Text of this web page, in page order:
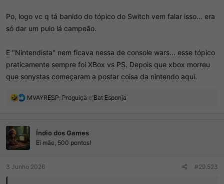
Po, logo vc q tá banido do tópico do Switch vem falar isso... era
só dar um pulo lá campeão.
E "Nintendista" nem ficava nessa de console wars... esse tópico
praticamente sempre foi XBox vs PS. Depois que xbox morreu
que sonystas começaram a postar coisa da nintendo aqui.
R
ç
õ
e
s
MVAYRESP, Preguiça e Bat Esponja
Índio dos Games
Ei mãe, 500 pontos!
3 Junho 2026 #29.523